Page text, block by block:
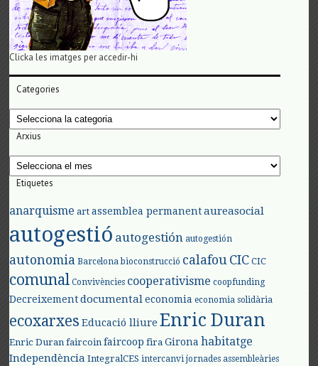
Clicka les imatges per accedir-hi
Categories
Categories
Arxius
Arxius
Etiquetes
anarquisme art assemblea permanent aureasocial
autogestió autogestión autogestión
autonomia Barcelona bioconstrucció calafou CIC CIC
comunal Convivències cooperativisme coopfunding
Decreixement documental economia economia solidària
ecoxarxes Educació lliure Enric Duran
Enric Duran faircoin faircoop fira Girona habitatge
Independència IntegralCES intercanvi jornades assembleàries